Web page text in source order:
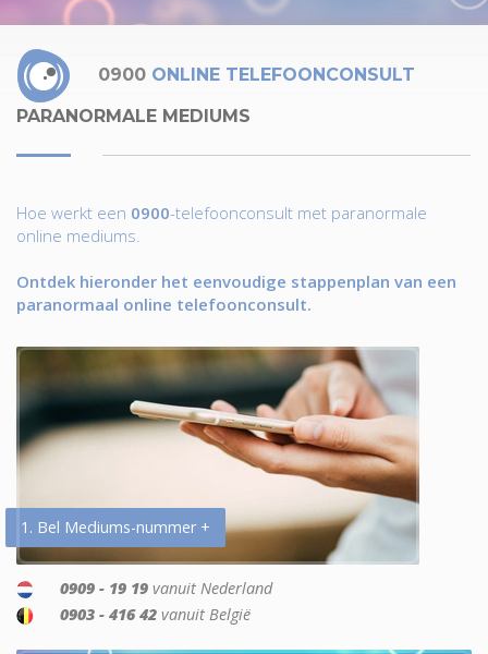
0900 ONLINE TELEFOONCONSULT
PARANORMALE MEDIUMS
Hoe werkt een 0900-telefoonconsult met paranormale
online mediums.
Ontdek hieronder het eenvoudige stappenplan van een
paranormaal online telefoonconsult.
1. Bel Mediums-nummer +
0909 - 19 19 vanuit Nederland
0903 - 416 42 vanuit België